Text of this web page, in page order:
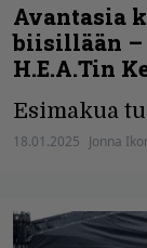
Avantasia
biisillään –
H.E.A.Tin
Esimakua
18.01.2025 Jonna